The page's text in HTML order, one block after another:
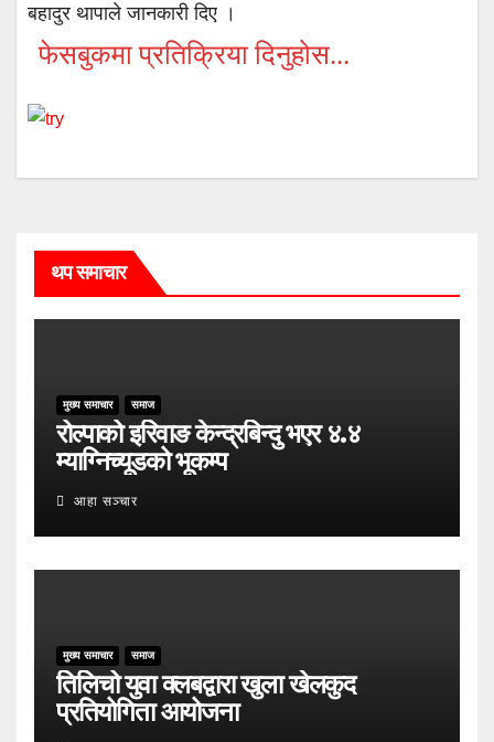
बहादुर थापाले जानकारी दिए ।
फेसबुकमा प्रतिक्रिया दिनुहोस...
थप समाचार
मुख्य समाचार समाज
रोल्पाको इरिवाङ केन्द्रबिन्दु भएर ४.४
म्याग्निच्यूडको भूकम्प
आहा सञ्चार
मुख्य समाचार समाज
तिलिचो युवा क्लबद्वारा खुला खेलकुद
प्रतियोगिता आयोजना